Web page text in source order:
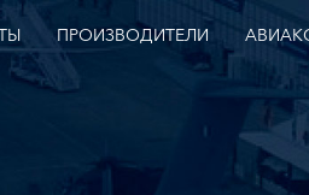
ПРОИЗВОДИТЕЛИ